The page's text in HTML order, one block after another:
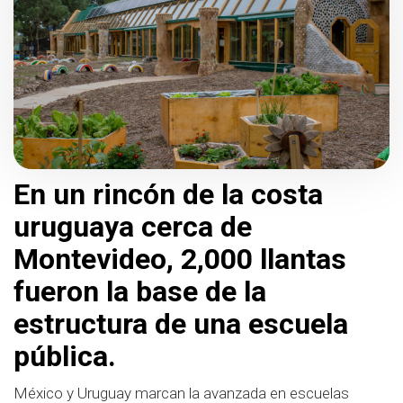
En un rincón de la costa
uruguaya cerca de
Montevideo, 2,000 llantas
fueron la base de la
estructura de una escuela
pública.
México y Uruguay marcan la avanzada en escuelas